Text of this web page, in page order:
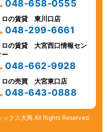
048-658-0555
ロの賃貸 東川口店
048-299-6661
ロの賃貸 大宮西口情報セン
ー
048-662-9928
ロの売買 大宮東口店
048-643-0888
クス大興 All Rights Reserved.